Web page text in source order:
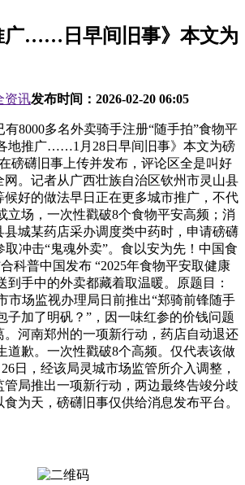
广……日早间旧事》本文为
资讯发布时间： 2026-02-20 06:05
多名外卖骑手注册“随手拍”食物平
地推广……1月28日早间旧事》本文为磅
磅礴旧事上传并发布，评论区全是叫好
网。记者从广西壮族自治区钦州市灵山县
候好的做法早日正在更多城市推广，不代
立场，一次性戳破8个食物平安高频；消
县城某药店采办调度类中药时，申请磅礴
冲击“鬼魂外卖”。食以安为先！中国食
科普中国发布 “2025年食物平安取健康
到手中的外卖都藏着取温暖。原题目：
市场监视办理局日前推出“郑骑前锋随手
子加了明矾？”，因一味红参的价钱问题
。河南郑州的一项新行动，药店自动退还
道歉。一次性戳破8个高频。仅代表该做
日，经该局灵城市场监管所介入调整，
局推出一项新行动，两边最终告竣分歧
为天，磅礴旧事仅供给消息发布平台。